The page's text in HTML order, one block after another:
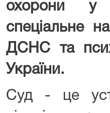
охорони у
спеціальне
ДСНС та
України.
Суд - це